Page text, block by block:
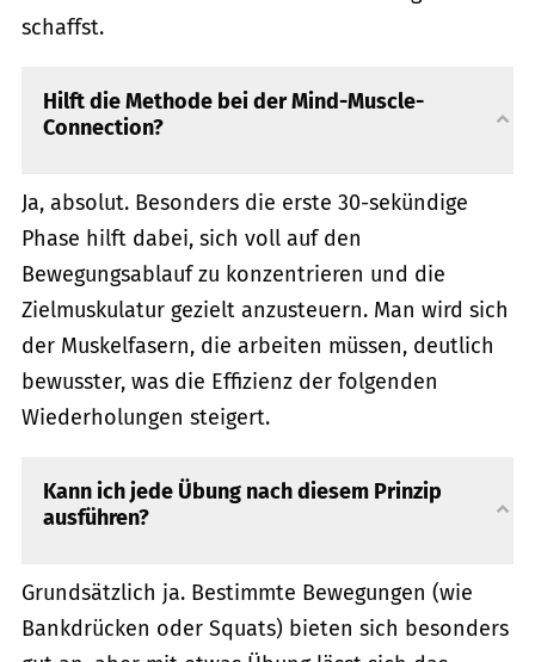
schaffst.
Hilft die Methode bei der Mind-Muscle-
Connection?
Ja, absolut. Besonders die erste 30-sekündige
Phase hilft dabei, sich voll auf den
Bewegungsablauf zu konzentrieren und die
Zielmuskulatur gezielt anzusteuern. Man wird sich
der Muskelfasern, die arbeiten müssen, deutlich
bewusster, was die Effizienz der folgenden
Wiederholungen steigert.
Kann ich jede Übung nach diesem Prinzip
ausführen?
Grundsätzlich ja. Bestimmte Bewegungen (wie
Bankdrücken oder Squats) bieten sich besonders